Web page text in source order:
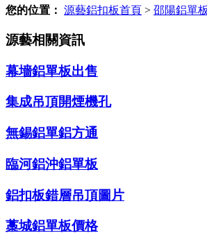
您的位置： 源藝鋁扣板首頁 > 邵陽鋁單
源藝相關資訊
幕墻鋁單板出售
集成吊頂開煙機孔
無錫鋁單鋁方通
臨河鋁沖鋁單板
鋁扣板錯層吊頂圖片
藁城鋁單板價格